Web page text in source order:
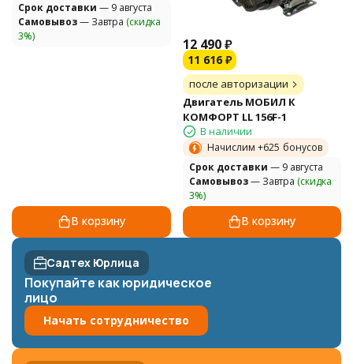
Cрок доставки — 9 августа
Самовывоз— Завтра (скидка
3%)
В корзину
12 490 ₽
11 616 ₽
после авторизации
Двигатель МОБИЛ К
КОМФОРТ LL 156F-1
В наличии
Начислим +625 бонусов
Cрок доставки — 9 августа
Самовывоз— Завтра (скидка
3%)
В корзину
Садтех Юрлица
Покупайте как юридическое
лицо
Начать сотрудничество